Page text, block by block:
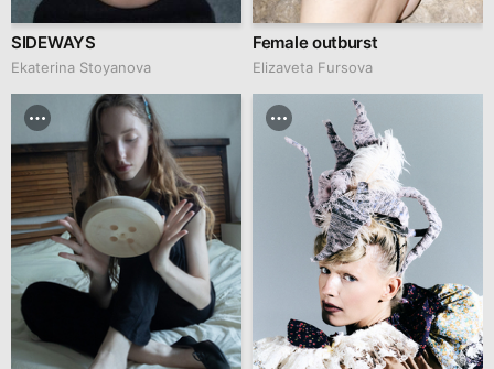
SIDEWAYS
Ekaterina Stoyanova
Female outburst
Elizaveta Fursova